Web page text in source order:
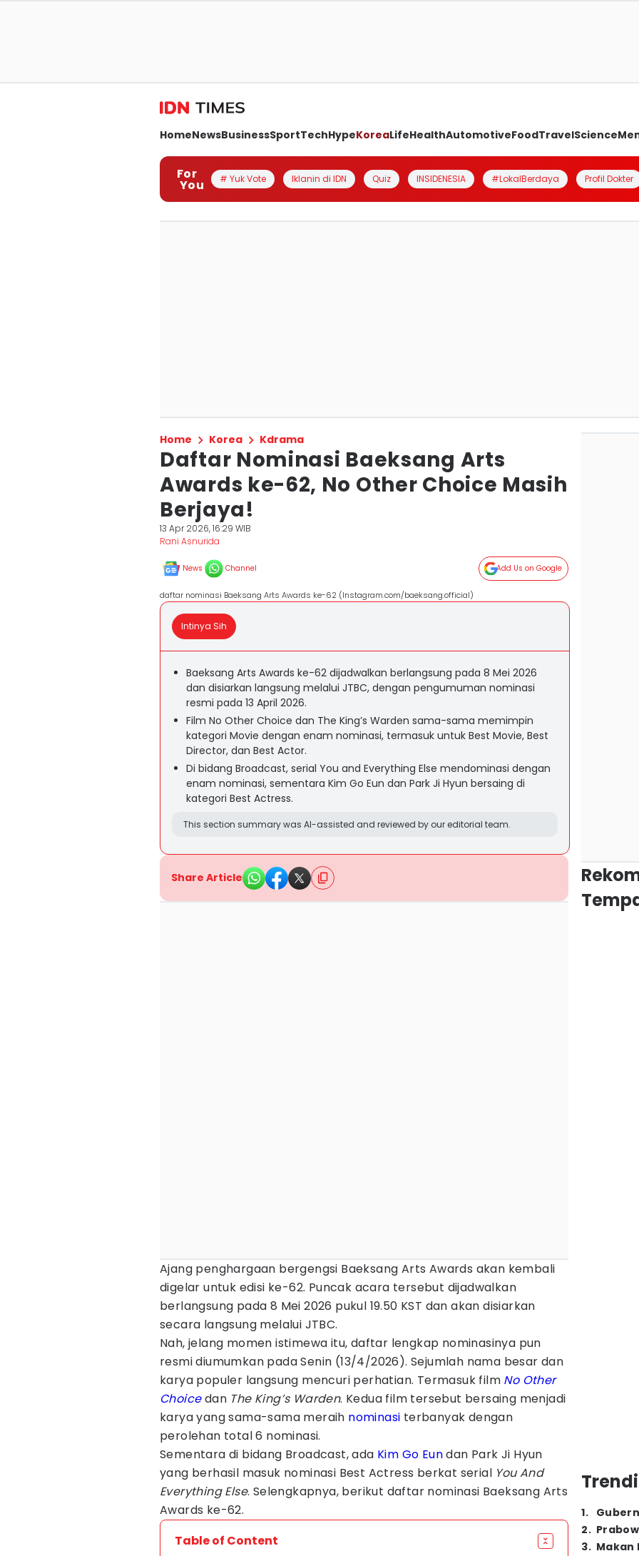
HomeNewsBusinessSportTechHypeKoreaLifeHealthAutomotiveFoodTravelScience
For
You # Yuk Vote Iklanin di IDN Quiz INSIDENESIA #LokalBerdaya Profil Dokter
Home Korea Kdrama
Daftar Nominasi Baeksang Arts
Awards ke-62, No Other Choice Masih
Berjaya!
13 Apr 2026, 16:29 WIB
Rani Asnurida
News Channel Add Us on Google
daftar nominasi Baeksang Arts Awards ke-62 (Instagram.com/baeksang.official)
Intinya Sih
Baeksang Arts Awards ke-62 dijadwalkan berlangsung pada 8 Mei 2026
dan disiarkan langsung melalui JTBC, dengan pengumuman nominasi
resmi pada 13 April 2026.
Film No Other Choice dan The King’s Warden sama-sama memimpin
kategori Movie dengan enam nominasi, termasuk untuk Best Movie, Best
Director, dan Best Actor.
Di bidang Broadcast, serial You and Everything Else mendominasi dengan
enam nominasi, sementara Kim Go Eun dan Park Ji Hyun bersaing di
kategori Best Actress.
This section summary was AI-assisted and reviewed by our editorial team.
Share Article
Ajang penghargaan bergengsi Baeksang Arts Awards akan kembali
digelar untuk edisi ke-62. Puncak acara tersebut dijadwalkan
berlangsung pada 8 Mei 2026 pukul 19.50 KST dan akan disiarkan
secara langsung melalui JTBC.
Nah, jelang momen istimewa itu, daftar lengkap nominasinya pun
resmi diumumkan pada Senin (13/4/2026). Sejumlah nama besar dan
karya populer langsung mencuri perhatian. Termasuk film No Other
Choicedan The King’s Warden. Kedua film tersebut bersaing menjadi
karya yang sama-sama meraih nominasi terbanyak dengan
perolehan total 6 nominasi.
Sementara di bidang Broadcast, ada Kim Go Eundan Park Ji Hyun
yang berhasil masuk nominasi Best Actress berkat serial You And
Everything Else. Selengkapnya, berikut daftar nominasi Baeksang Arts
Awards ke-62.
Table of Content
1.
2.
3. Makan